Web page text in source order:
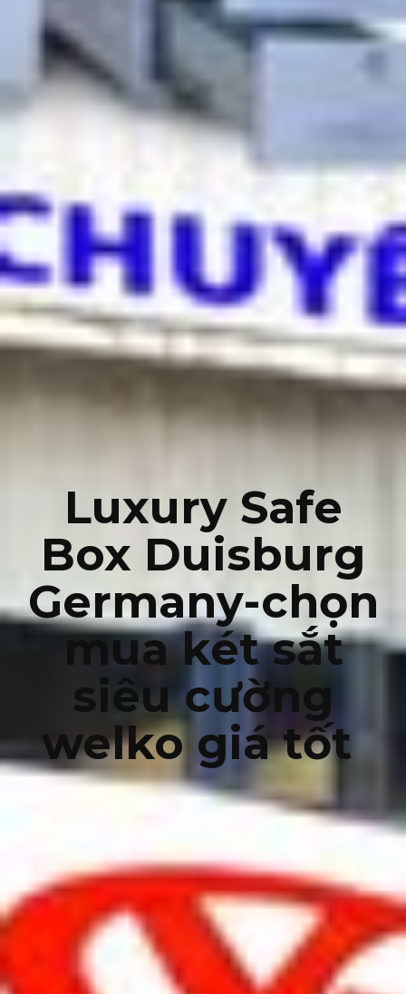
Luxury Safe
Box Duisburg
Germany-chọn
mua két sắt
siêu cường
welko giá tốt